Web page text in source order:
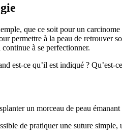
que ce soit pour un
permettre à la peau de retrouver
à se perfectionner.
est-ce qu’il est indiqué ?
un morceau de peau
de pratiquer une suture